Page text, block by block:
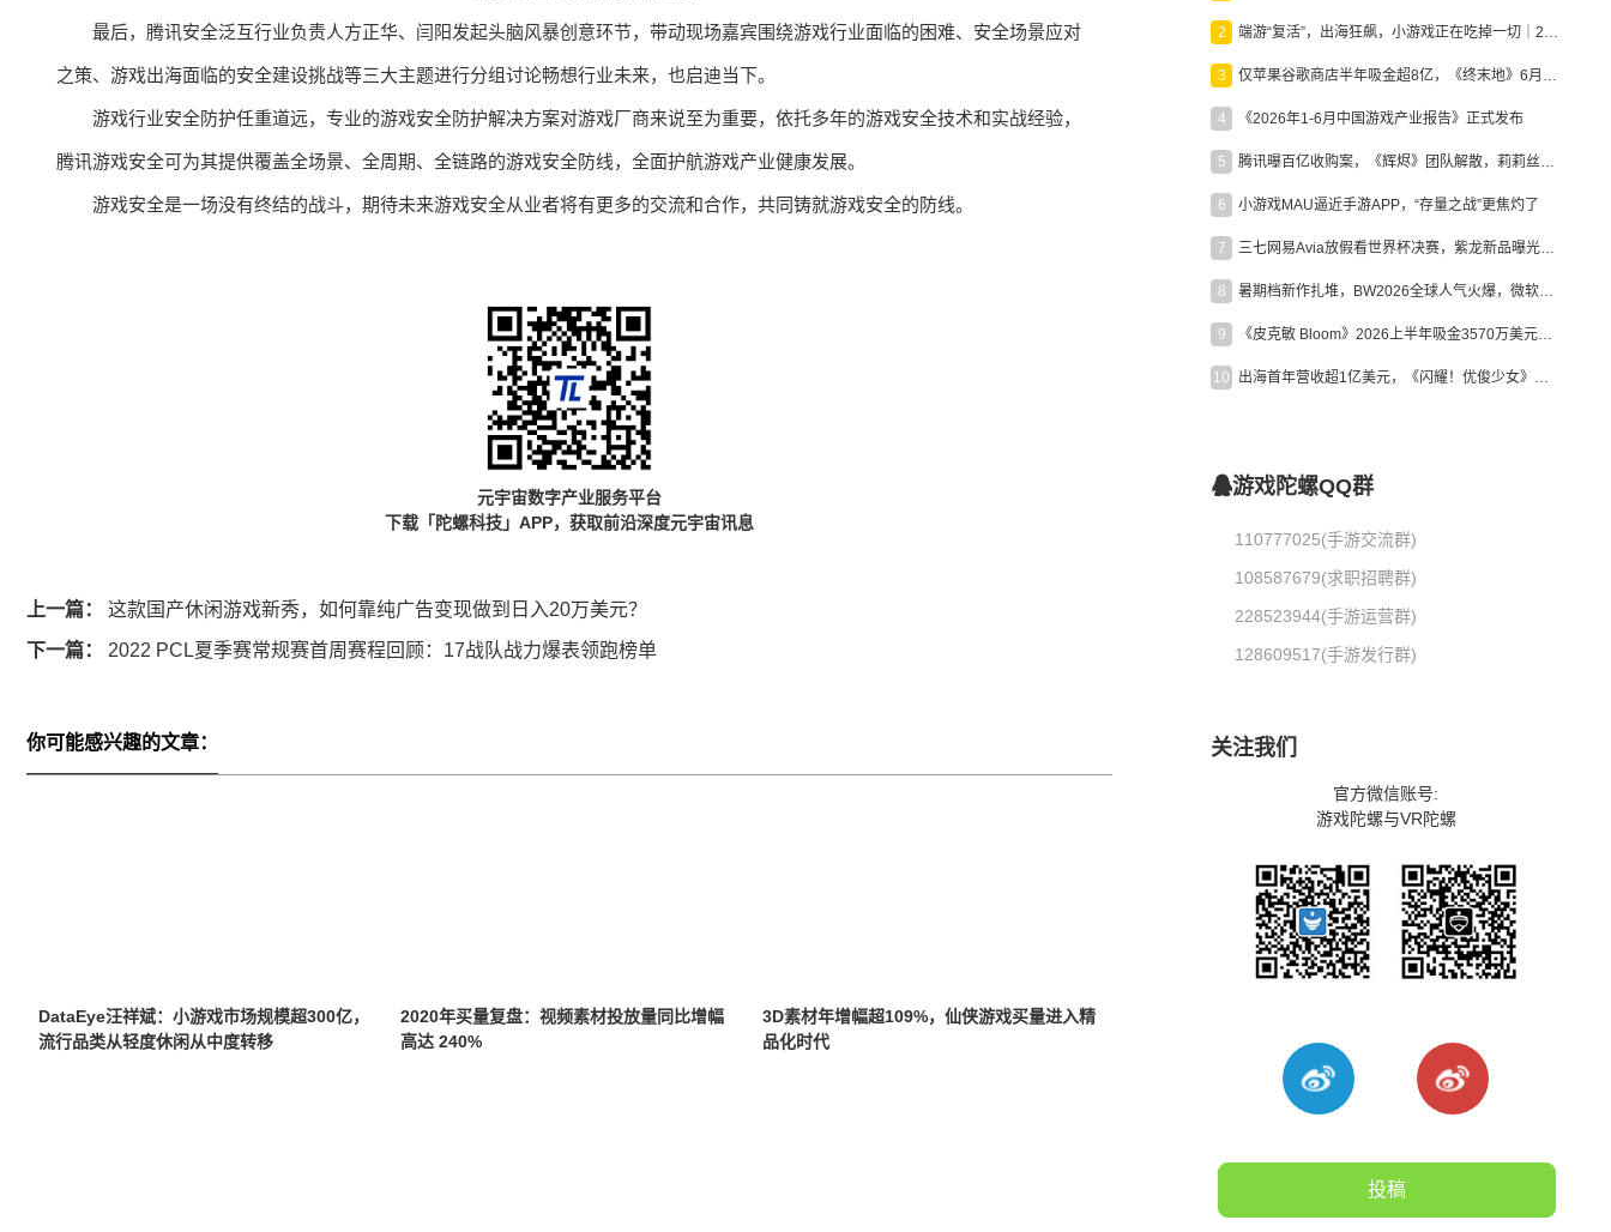
最后，腾讯安全泛互行业负责人方正华、闫阳发起头脑风暴创意环节，带动现场嘉宾围绕游戏行业面临的困难、安全场景应对
之策、游戏出海面临的安全建设挑战等三大主题进行分组讨论畅想行业未来，也启迪当下。
游戏行业安全防护任重道远，专业的游戏安全防护解决方案对游戏厂商来说至为重要，依托多年的游戏安全技术和实战经验，
腾讯游戏安全可为其提供覆盖全场景、全周期、全链路的游戏安全防线，全面护航游戏产业健康发展。
游戏安全是一场没有终结的战斗，期待未来游戏安全从业者将有更多的交流和合作，共同铸就游戏安全的防线。
元宇宙数字产业服务平台
下载「陀螺科技」APP，获取前沿深度元宇宙讯息
上一篇： 这款国产休闲游戏新秀，如何靠纯广告变现做到日入20万美元？
下一篇： 2022 PCL夏季赛常规赛首周赛程回顾：17战队战力爆表领跑榜单
你可能感兴趣的文章：
DataEye汪祥斌：小游戏市场规模超300亿，
流行品类从轻度休闲从中度转移
2020年买量复盘：视频素材投放量同比增幅
高达 240%
3D素材年增幅超109%，仙侠游戏买量进入精
品化时代
2 端游“复活”，出海狂飙，小游戏正在吃掉一切｜2026上半年产业报告
3 仅苹果谷歌商店半年吸金超8亿，《终末地》6月份收入显著回暖
4 《2026年1-6月中国游戏产业报告》正式发布
5 腾讯曝百亿收购案，《辉烬》团队解散，莉莉丝新作曝光｜陀螺周报
6 小游戏MAU逼近手游APP，“存量之战”更焦灼了
7 三七网易Avia放假看世界杯决赛，紫龙新品曝光，米哈游新作上线 | 陀螺周报
8 暑期档新作扎堆，BW2026全球人气火爆，微软XBOX大裁员|陀螺周报
9 《皮克敏 Bloom》2026上半年吸金3570万美元，中国台湾成最大市场
10 出海首年营收超1亿美元，《闪耀！优俊少女》美国市场占比达七成
游戏陀螺QQ群
110777025(手游交流群)
108587679(求职招聘群)
228523944(手游运营群)
128609517(手游发行群)
关注我们
官方微信账号:
游戏陀螺与VR陀螺
投稿